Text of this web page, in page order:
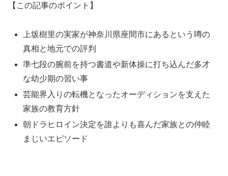
【この記事のポイント】
上坂樹里の実家が神奈川県座間市にあるという噂の
真相と地元での評判
準七段の腕前を持つ書道や新体操に打ち込んだ多才
な幼少期の習い事
芸能界入りの転機となったオーディションを支えた
家族の教育方針
朝ドラヒロイン決定を誰よりも喜んだ家族との仲睦
まじいエピソード